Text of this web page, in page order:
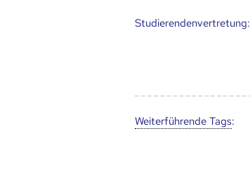
Studierendenvertretung:
Weiter­führende Tags: